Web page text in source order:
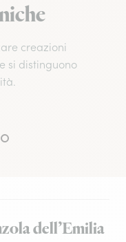
creazioni
si distinguono
dell’Emilia